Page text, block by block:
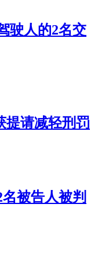
驶人的2名交
提请减轻刑罚
被告人被判